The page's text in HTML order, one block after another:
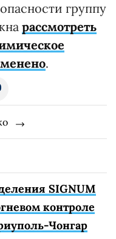
группу
рассмотреть
.
SIGNUM
контроле
Чонгар